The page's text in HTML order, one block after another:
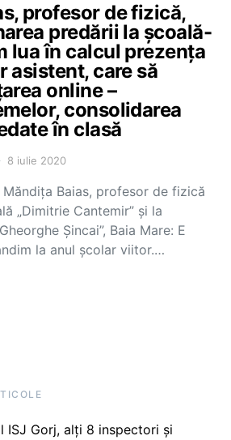
profesor de fizică,
predării la școală-
lua în calcul prezența
asistent, care să
online –
consolidarea
în clasă
8 iulie 2020
Baias, profesor de fizică
„Dimitrie Cantemir” și la
Șincai”, Baia Mare: E
la anul școlar viitor.…
ISJ Gorj, alți 8 inspectori și